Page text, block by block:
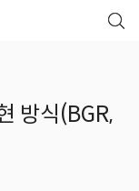
방식(BGR,